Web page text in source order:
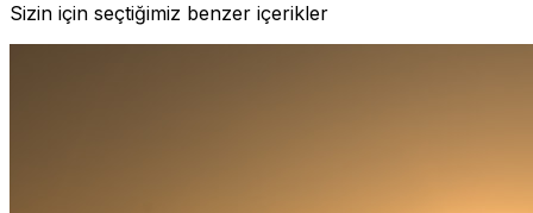
Sizin için seçtiğimiz benzer içerikler